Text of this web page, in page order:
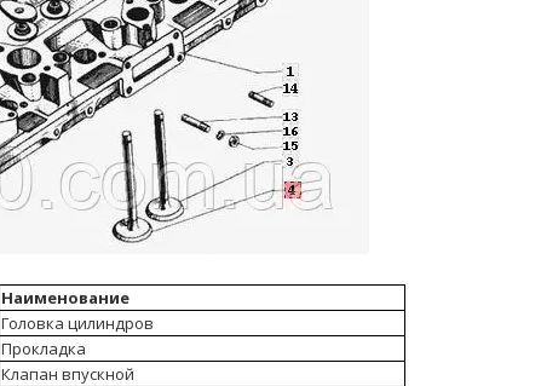
Наименование
Головка цилиндров
Прокладка
Клапан впускной